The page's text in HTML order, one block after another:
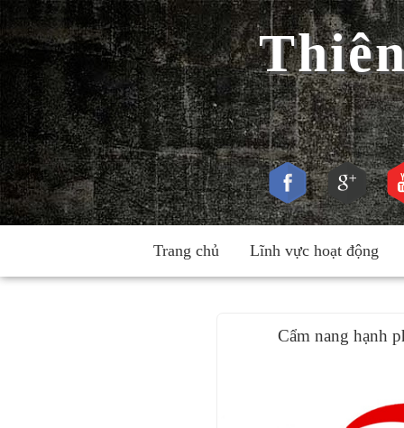
Trang chủ Lĩnh vực hoạt động
Cẩm nang hạnh